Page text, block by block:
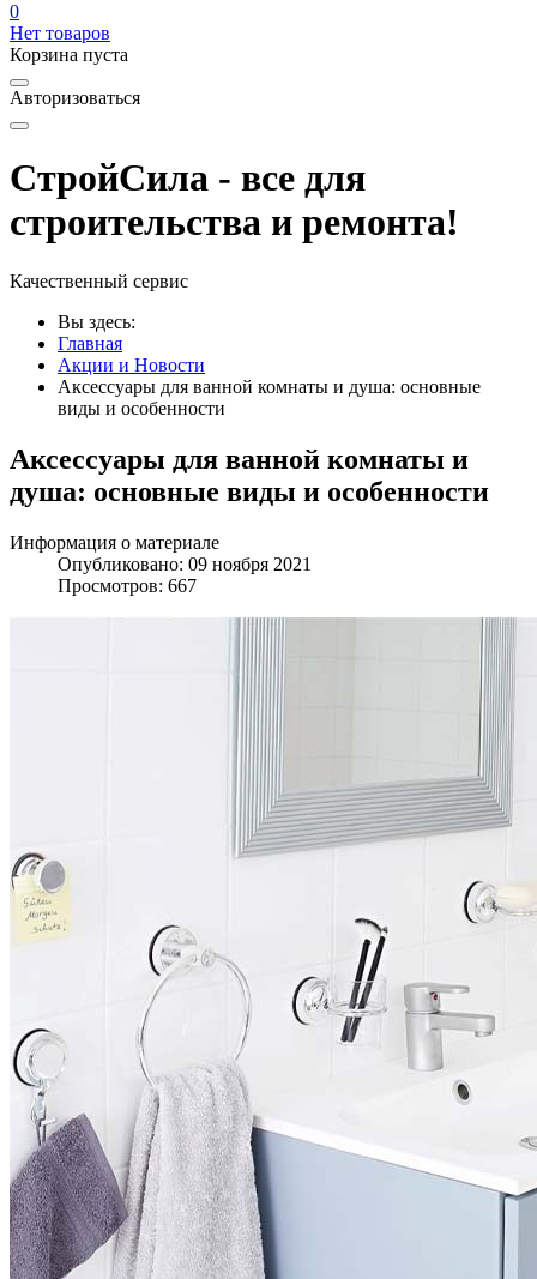
0
Нет товаров
Корзина пуста
Авторизоваться
СтройСила - все для
строительства и ремонта!
Качественный сервис
Вы здесь:
Главная
Акции и Новости
Аксессуары для ванной комнаты и душа: основные
виды и особенности
Аксессуары для ванной комнаты и
душа: основные виды и особенности
Информация о материале
Опубликовано: 09 ноября 2021
Просмотров: 667